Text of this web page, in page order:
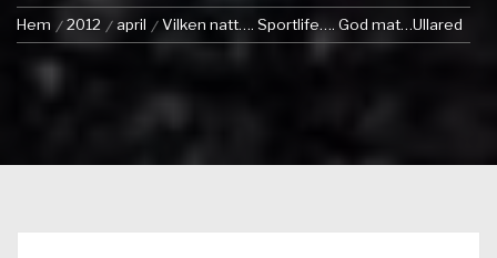
Hem 2012 april Vilken natt…. Sportlife…. God mat…Ullared